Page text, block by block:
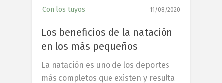
Con los tuyos 11/08/2020
Los beneficios de la natación
en los más pequeños
La natación es uno de los deportes
más completos que existen y resulta